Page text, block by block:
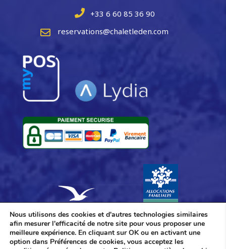
+33 6 60 85 36 90
Nous utilisons des cookies et d'autres technologies similaires
afin mesurer l'efficacité de notre site pour vous proposer une
meilleure expérience. En cliquant sur OK ou en activant une
option dans Préférences de cookies, vous acceptez les